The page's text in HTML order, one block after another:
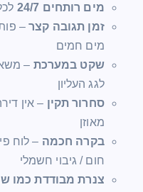
מים רותחים 24/7
זמן תגובה קצר–
מים חמים
שקט במערכת –
לגג העליון
סחרור תקין – אין
מאוזן
בקרה חכמה – לוח
חום / גיבוי חשמלי
צנרת מבודדת כמו